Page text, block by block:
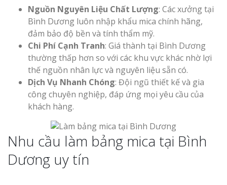
Nguồn Nguyên Liệu Chất Lượng: Các xưởng tại
Bình Dương luôn nhập khẩu mica chính hãng,
đảm bảo độ bền và tính thẩm mỹ.
Chi Phí Cạnh Tranh: Giá thành tại Bình Dương
thường thấp hơn so với các khu vực khác nhờ lợi
thế nguồn nhân lực và nguyên liệu sẵn có.
Dịch Vụ Nhanh Chóng: Đội ngũ thiết kế và gia
công chuyên nghiệp, đáp ứng mọi yêu cầu của
khách hàng.
Nhu cầu làm bảng mica tại Bình
Dương uy tín